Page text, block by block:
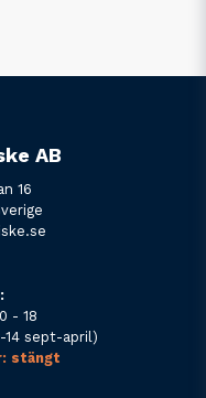
AB
16
- 18
14 sept-april)
stängt